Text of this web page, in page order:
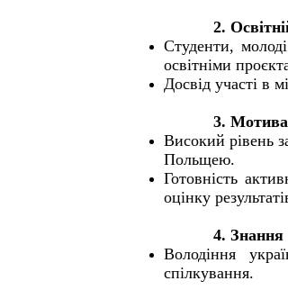
2.
Студенти,
освітніми
Досвід участі в
3.
Високий рівень
Польщею.
Готовність
оцінку
4.
Володіння
спілкування.